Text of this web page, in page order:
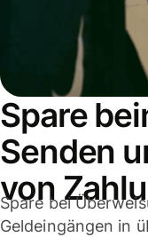
Spare
Senden
von
Spare bei
Geldeingängen in